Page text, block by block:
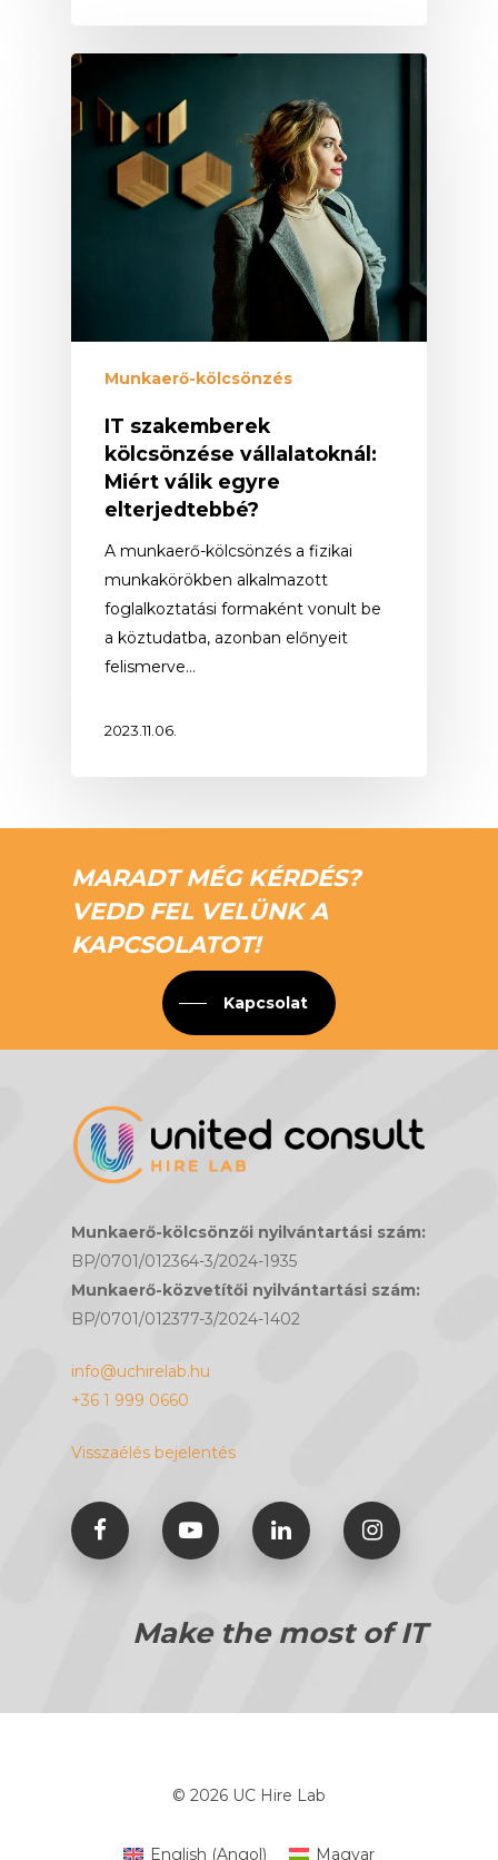
Munkaerő-kölcsönzés
IT szakemberek
kölcsönzése vállalatoknál:
Miért válik egyre
elterjedtebbé?
A munkaerő-kölcsönzés a fizikai
munkakörökben alkalmazott
foglalkoztatási formaként vonult be
a köztudatba, azonban előnyeit
felismerve…
2023.11.06.
MARADT MÉG KÉRDÉS?
VEDD FEL VELÜNK A
KAPCSOLATOT!
Kapcsolat
Munkaerő-kölcsönzői nyilvántartási szám:
BP/0701/012364-3/2024-1935
Munkaerő-közvetítői nyilvántartási szám:
BP/0701/012377-3/2024-1402
info@uchirelab.hu
+36 1 999 0660
Visszaélés bejelentés
Make the most of IT
© 2026 UC Hire Lab
English (Angol) Magyar